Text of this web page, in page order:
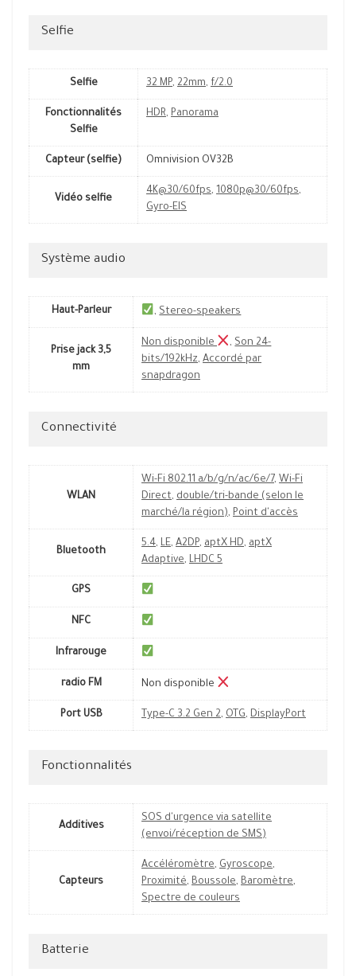
Selfie
Selfie 32 MP, 22mm, f/2.0
Fonctionnalités
Selfie
HDR, Panorama
Capteur (selfie) Omnivision OV32B
Vidéo selfie
4K@30/60fps, 1080p@30/60fps,
Gyro-EIS
Système audio
Haut-Parleur ,Stereo-speakers
Prise jack 3,5
mm
Non disponible ,Son 24-
bits/192kHz, Accordé par
snapdragon
Connectivité
WLAN
Wi-Fi 802.11 a/b/g/n/ac/6e/7, Wi-Fi
Direct, double/tri-bande (selon le
marché/la région), Point d'accès
Bluetooth
5.4, LE, A2DP, aptX HD, aptX
Adaptive, LHDC 5
GPS
NFC
Infrarouge
radio FM Non disponible
Port USB Type-C 3.2 Gen 2, OTG, DisplayPort
Fonctionnalités
Additives
SOS d'urgence via satellite
(envoi/réception de SMS)
Capteurs
Accéléromètre, Gyroscope,
Proximité, Boussole, Baromètre,
Spectre de couleurs
Batterie